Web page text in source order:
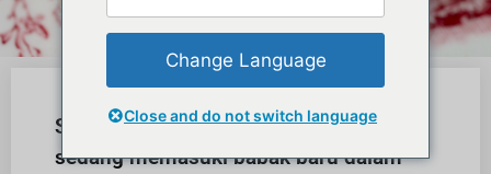
Seorang pengusaha dari Bulgaria
sedang memasuki babak baru dalam
Change Language
Close and do not switch language